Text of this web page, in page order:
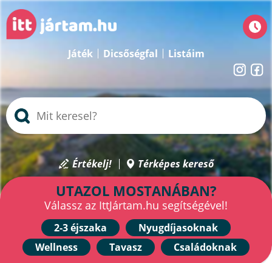
Játék Dicsőségfal Listáim
Értékelj! Térképes kereső
UTAZOL MOSTANÁBAN?
Válassz az IttJártam.hu segítségével!
2-3 éjszaka
Nyugdíjasoknak
Wellness
Tavasz Családoknak